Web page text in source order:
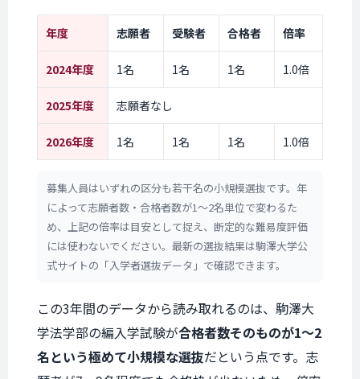
年度 志願者 受験者 合格者 倍率
2024年度 1名 1名 1名 1.0倍
2025年度 志願者なし
2026年度 1名 1名 1名 1.0倍
募集人員はいずれの区分も若干名の小規模選抜です。年
によって志願者数・合格者数が1〜2名単位で変わるた
め、上記の倍率は目安として捉え、断定的な難易度評価
には使わないでください。最新の選抜結果は駒澤大学公
式サイトの「入学者選抜データ」で確認できます。
この3年間のデータから読み取れるのは、駒澤大
学法学部の編入学試験が合格者数そのものが1〜2
名という極めて小規模な選抜だという点です。志